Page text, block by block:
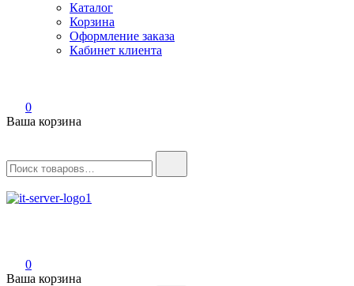
Каталог
Корзина
Оформление заказа
Кабинет клиента
0
Ваша корзина
0
Ваша корзина